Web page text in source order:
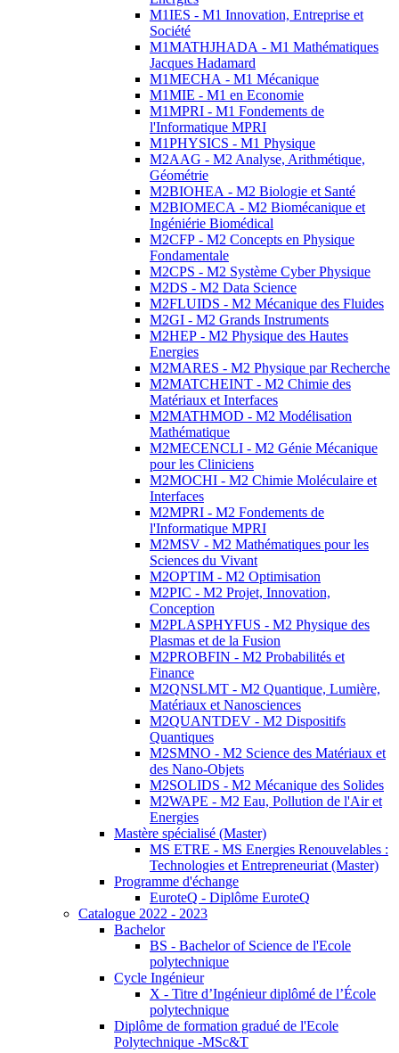
M1IES - M1 Innovation, Entreprise et
Société
M1MATHJHADA - M1 Mathématiques
Jacques Hadamard
M1MECHA - M1 Mécanique
M1MIE - M1 en Economie
M1MPRI - M1 Fondements de
l'Informatique MPRI
M1PHYSICS - M1 Physique
M2AAG - M2 Analyse, Arithmétique,
Géométrie
M2BIOHEA - M2 Biologie et Santé
M2BIOMECA - M2 Biomécanique et
Ingéniérie Biomédical
M2CFP - M2 Concepts en Physique
Fondamentale
M2CPS - M2 Système Cyber Physique
M2DS - M2 Data Science
M2FLUIDS - M2 Mécanique des Fluides
M2GI - M2 Grands Instruments
M2HEP - M2 Physique des Hautes
Energies
M2MARES - M2 Physique par Recherche
M2MATCHEINT - M2 Chimie des
Matériaux et Interfaces
M2MATHMOD - M2 Modélisation
Mathématique
M2MECENCLI - M2 Génie Mécanique
pour les Cliniciens
M2MOCHI - M2 Chimie Moléculaire et
Interfaces
M2MPRI - M2 Fondements de
l'Informatique MPRI
M2MSV - M2 Mathématiques pour les
Sciences du Vivant
M2OPTIM - M2 Optimisation
M2PIC - M2 Projet, Innovation,
Conception
M2PLASPHYFUS - M2 Physique des
Plasmas et de la Fusion
M2PROBFIN - M2 Probabilités et
Finance
M2QNSLMT - M2 Quantique, Lumière,
Matériaux et Nanosciences
M2QUANTDEV - M2 Dispositifs
Quantiques
M2SMNO - M2 Science des Matériaux et
des Nano-Objets
M2SOLIDS - M2 Mécanique des Solides
M2WAPE - M2 Eau, Pollution de l'Air et
Energies
Mastère spécialisé (Master)
MS ETRE - MS Energies Renouvelables :
Technologies et Entrepreneuriat (Master)
Programme d'échange
EuroteQ - Diplôme EuroteQ
Catalogue 2022 - 2023
Bachelor
BS - Bachelor of Science de l'Ecole
polytechnique
Cycle Ingénieur
X - Titre d’Ingénieur diplômé de l’École
polytechnique
Diplôme de formation gradué de l'Ecole
Polytechnique -MSc&T